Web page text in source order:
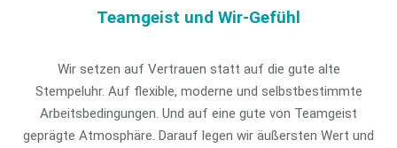
Teamgeist und Wir-Gefühl
Wir setzen auf Vertrauen statt auf die gute alte
Stempeluhr. Auf flexible, moderne und selbstbestimmte
Arbeitsbedingungen. Und auf eine gute von Teamgeist
geprägte Atmosphäre. Darauf legen wir äußersten Wert und